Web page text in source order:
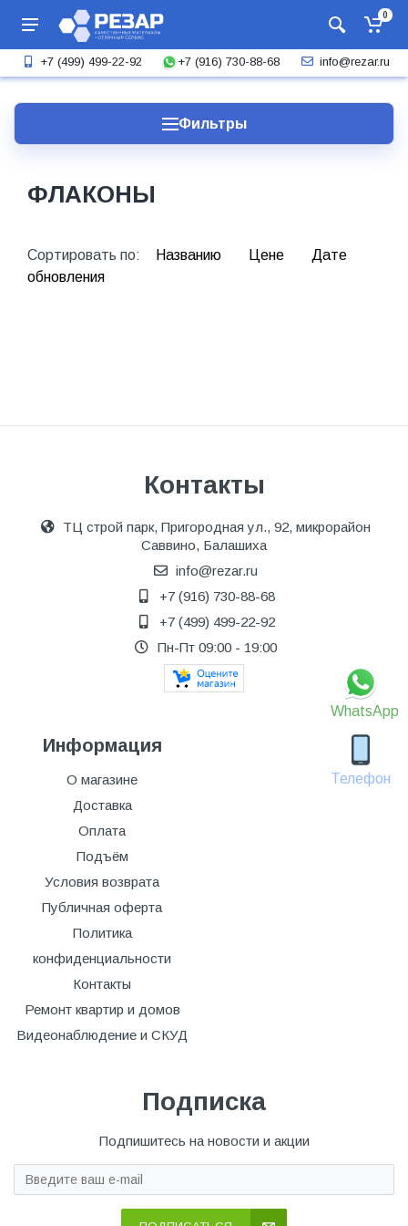
WhatsApp
Телефон
0
+7 (499) 499-22-92 +7 (916) 730-88-68 info@rezar.ru
Фильтры
ФЛАКОНЫ
Сортировать по: Названию Цене
Дате
обновления
Контакты
ТЦ строй парк, Пригородная ул., 92, микрорайон
Саввино, Балашиха
info@rezar.ru
+7 (916) 730-88-68
+7 (499) 499-22-92
Пн-Пт 09:00 - 19:00
Информация
О магазине
Доставка
Оплата
Подъём
Условия возврата
Публичная оферта
Политика
конфиденциальности
Контакты
Ремонт квартир и домов
Видеонаблюдение и СКУД
Подписка
Подпишитесь на новости и акции